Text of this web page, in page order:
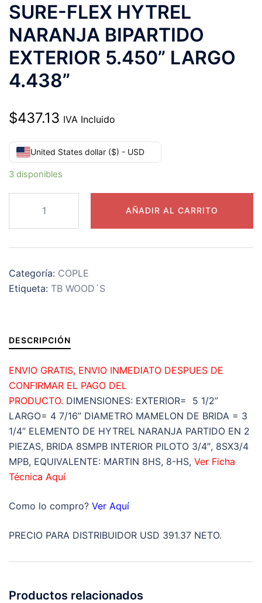
SURE-FLEX HYTREL
NARANJA BIPARTIDO
EXTERIOR 5.450” LARGO
4.438”
$437.13 IVA Incluido
United States dollar ($) - USD
3 disponibles
TB
WOOD
SURE-
FLEX
BIPARTIDO
EXTERIOR
5.450”
LARGO
4.438”
cantidad
AÑADIR AL CARRITO
Categoría: COPLE
Etiqueta: TB WOOD´S
DESCRIPCIÓN
ENVIO GRATIS, ENVIO INMEDIATO DESPUES DE
CONFIRMAR EL PAGO DEL
PRODUCTO. DIMENSIONES: EXTERIOR= 5 1/2”
LARGO= 4 7/16” DIAMETRO MAMELON DE BRIDA = 3
1/4” ELEMENTO DE HYTREL NARANJA PARTIDO EN 2
PIEZAS, BRIDA 8SMPB INTERIOR PILOTO 3/4″, 8SX3/4
MPB, EQUIVALENTE: MARTIN 8HS, 8-HS, Ver Ficha
Técnica Aquí
Como lo compro? Ver Aquí
PRECIO PARA DISTRIBUIDOR USD 391.37 NETO.
Productos relacionados